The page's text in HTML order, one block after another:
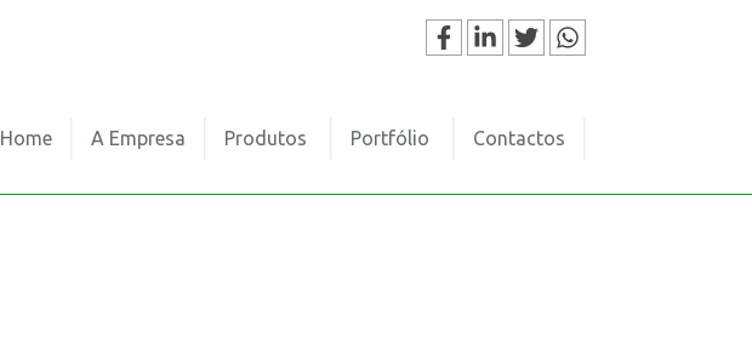
Home A Empresa Produtos Portfólio Contactos